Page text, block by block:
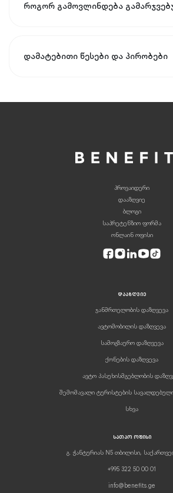
როგორ გამოვლინდება
დამატებითი წესები და პირობები
პროვაიდერი
დააზღვიე
ბლოგი
საპრეტენზიო ფორმა
ონლაინ ოფისი
ᲓᲐᲐᲖᲦᲕᲘᲔ
ჯანმრთელობის დაზღვევა
ავტომობილის დაზღვევა
სამოგზაურო დაზღვევა
ქონების დაზღვევა
ავტო პასუხისმგებლობის
შემომავალი ტურისტების
სხვა
ᲡᲐᲗᲐᲝ ᲝᲤᲘᲡᲘ
გ. ჭანტურიას N5 თბილისი,
+995 322 50 00 01
info@benefits.ge